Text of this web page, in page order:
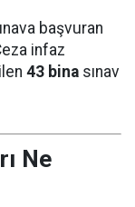
başvuran
infaz
43 bina sınav
Ne